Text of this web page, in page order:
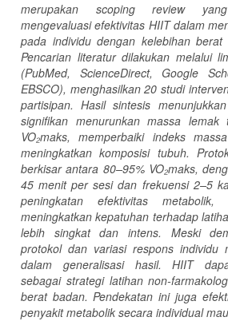
merupakan scoping review
mengevaluasi efektivitas HIIT dalam
pada individu dengan kelebihan
Pencarian literatur dilakukan melalui
(PubMed, ScienceDirect, Google
EBSCO), menghasilkan 20 studi
partisipan. Hasil sintesis
signifikan menurunkan massa lemak
VO₂maks, memperbaiki indeks
meningkatkan komposisi tubuh.
berkisar antara 80–95% VO₂maks,
45 menit per sesi dan frekuensi 2–5
peningkatan efektivitas
meningkatkan kepatuhan terhadap
lebih singkat dan intens. Meski
protokol dan variasi respons individu
dalam generalisasi hasil.
HIIT
sebagai strategi latihan non-
berat badan. Pendekatan ini juga
penyakit metabolik secara individual